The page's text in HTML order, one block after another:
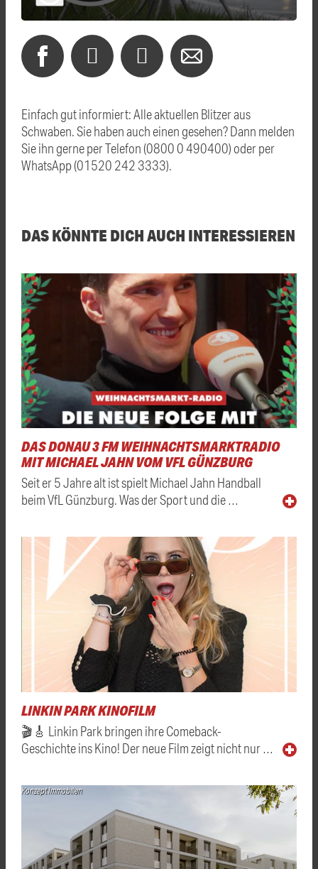
Einfach gut informiert: Alle aktuellen Blitzer aus
Schwaben. Sie haben auch einen gesehen? Dann melden
Sie ihn gerne per Telefon (0800 0 490400) oder per
WhatsApp (01520 242 3333).
DAS KÖNNTE DICH AUCH INTERESSIEREN
DAS DONAU 3 FM WEIHNACHTSMARKTRADIO
MIT MICHAEL JAHN VOM VFL GÜNZBURG
Seit er 5 Jahre alt ist spielt Michael Jahn Handball
beim VfL Günzburg. Was der Sport und die …
LINKIN PARK KINOFILM
🎬🎸 Linkin Park bringen ihre Comeback-
Geschichte ins Kino! Der neue Film zeigt nicht nur …
Konzept Immobilien